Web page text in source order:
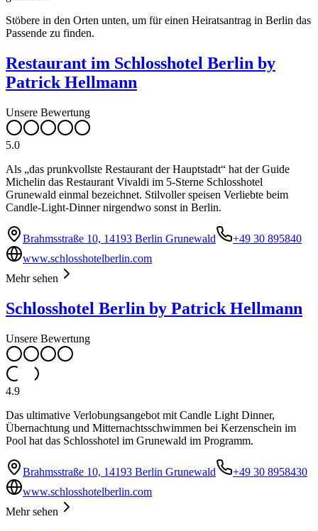
Stöbere in den Orten unten, um für einen Heiratsantrag in Berlin das
Passende zu finden.
Restaurant im Schlosshotel Berlin by
Patrick Hellmann
Unsere Bewertung
5.0
Als „das prunkvollste Restaurant der Hauptstadt“ hat der Guide
Michelin das Restaurant Vivaldi im 5-Sterne Schlosshotel
Grunewald einmal bezeichnet. Stilvoller speisen Verliebte beim
Candle-Light-Dinner nirgendwo sonst in Berlin.
Brahmsstraße 10, 14193 Berlin Grunewald
+49 30 895840
www.schlosshotelberlin.com
Mehr sehen
Schlosshotel Berlin by Patrick Hellmann
Unsere Bewertung
4.9
Das ultimative Verlobungsangebot mit Candle Light Dinner,
Übernachtung und Mitternachtsschwimmen bei Kerzenschein im
Pool hat das Schlosshotel im Grunewald im Programm.
Brahmsstraße 10, 14193 Berlin Grunewald
+49 30 8958430
www.schlosshotelberlin.com
Mehr sehen